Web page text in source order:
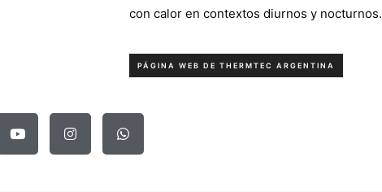
con calor en contextos diurnos y nocturnos.
PÁGINA WEB DE THERMTEC ARGENTINA
o
n
h